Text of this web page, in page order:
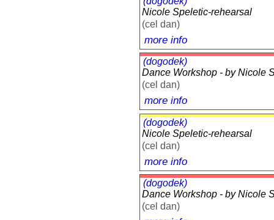
Nicole Speletic-rehearsal
(cel dan)
more info
(dogodek)
Dance Workshop - by Nicole
(cel dan)
more info
(dogodek)
Nicole Speletic-rehearsal
(cel dan)
more info
(dogodek)
Dance Workshop - by Nicole
(cel dan)